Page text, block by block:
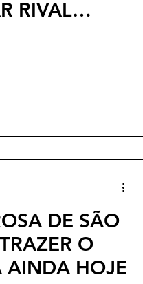
RIVAL
DE SÃO
O
AINDA HOJE